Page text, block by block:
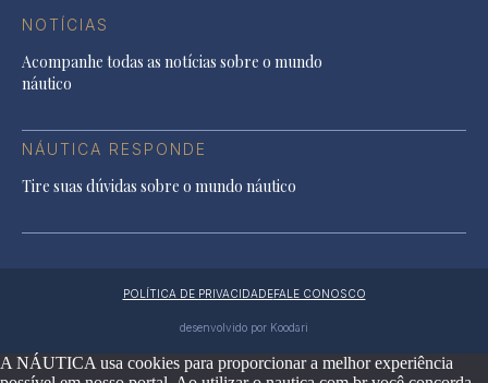
NOTÍCIAS
Acompanhe todas as notícias sobre o mundo
náutico
NÁUTICA RESPONDE
Tire suas dúvidas sobre o mundo náutico
POLÍTICA DE PRIVACIDADEFALE CONOSCO
desenvolvido por Koodari
A NÁUTICA usa cookies para proporcionar a melhor experiência